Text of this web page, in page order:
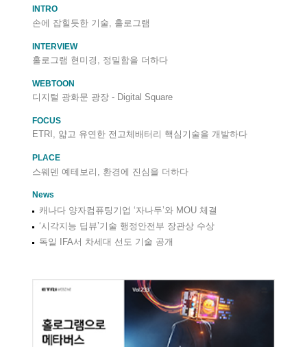
INTRO
손에 잡힐듯한 기술, 홀로그램
INTERVIEW
홀로그램 현미경, 정밀함을 더하다
WEBTOON
디지털 광화문 광장 - Digital Square
FOCUS
ETRI, 얇고 유연한 전고체배터리 핵심기술을 개발하다
PLACE
스웨덴 예테보리, 환경에 진심을 더하다
News
캐나다 양자컴퓨팅기업 ‘자나두’와 MOU 체결
‘시각지능 딥뷰’기술 행정안전부 장관상 수상
독일 IFA서 차세대 선도 기술 공개